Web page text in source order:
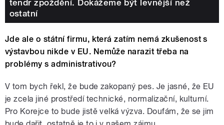
tendr zpoždění. Dokážeme být levnější než
ostatní
Jde ale o státní firmu, která zatím nemá zkušenost s
výstavbou nikde v EU. Nemůže narazit třeba na
problémy s administrativou?
V tom bych řekl, že bude zakopaný pes. Je jasné, že EU
je zcela jiné prostředí technické, normalizační, kulturní.
Pro Korejce to bude jistě velká výzva. Doufám, že se jim